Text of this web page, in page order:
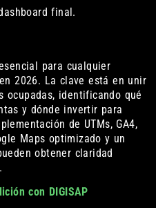
final.
para cualquier
2026. La clave está en unir
identificando qué
y dónde invertir para
de UTMs, GA4,
Maps optimizado y un
obtener claridad
con DIGISAP